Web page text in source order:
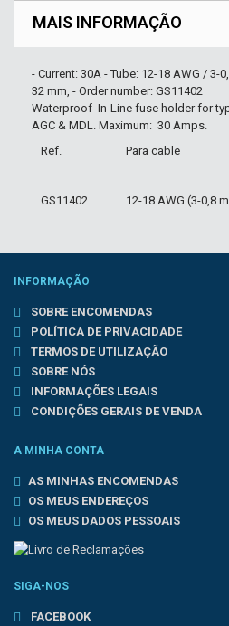
MAIS INFORMAÇÃO
- Current: 30A - Tube: 12-18 AWG / 3-
32 mm, - Order number: GS11402
Waterproof In-Line fuse holder for
AGC & MDL. Maximum: 30 Amps.
Ref.
Para cable
GS11402 12-18 AWG (3-0,8
INFORMAÇÃO
SOBRE ENCOMENDAS
POLÍTICA DE PRIVACIDADE
TERMOS DE UTILIZAÇÃO
SOBRE NÓS
INFORMAÇÕES LEGAIS
CONDIÇÕES GERAIS DE VENDA
A MINHA CONTA
AS MINHAS ENCOMENDAS
OS MEUS ENDEREÇOS
OS MEUS DADOS PESSOAIS
SIGA-NOS
FACEBOOK